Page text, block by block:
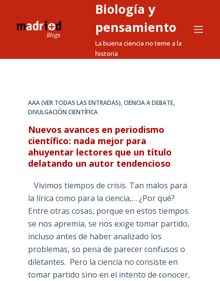
a
Biología y
pensamiento
La buena ciencia no teme a la
historia
AAA (VER TODAS LAS ENTRADAS),CIENCIA A DEBATE,
DIVULGACIÓN CIENTÍFICA
Nuevos avances en periodismo
científico: nada mejor para
ahuyentar lectores que un título
delatando un autor tendencioso
Vivimos tiempos de crisis. Tan malos para
la lírica como para la ciencia,… ¿Por qué?
Entre otras cosas, porque en estos tiempos
se nos apremia, se nos exige tomar partido,
incluso antes de haber analizado los
problemas, so pena de parecer confusos o
diletantes. Pero la ciencia no consiste en
tomar partido sino en el intento de conocer,